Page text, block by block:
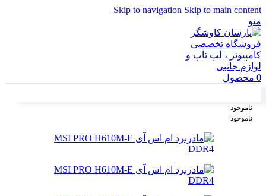
Skip to navigation Skip to main content
منو
0 محصول
ناموجود
ناموجود